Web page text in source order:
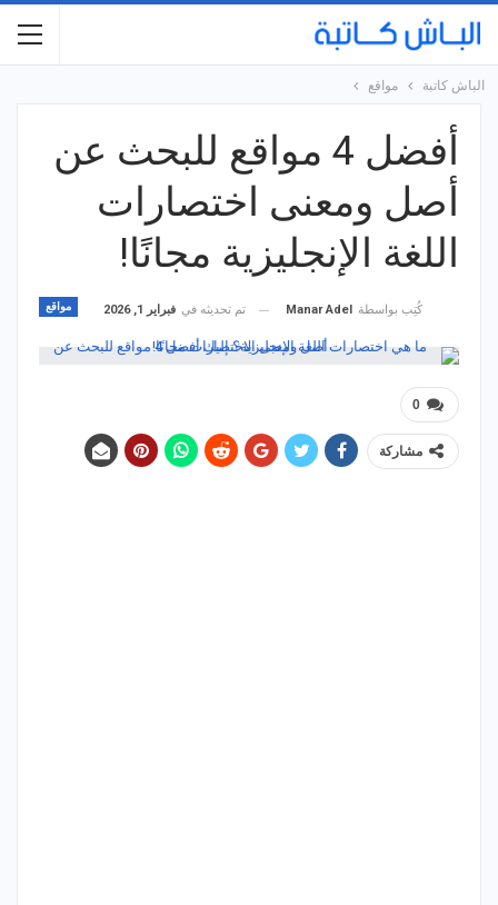
الباش كاتبة مواقع
أفضل 4 مواقع للبحث عن
أصل ومعنى اختصارات
اللغة الإنجليزية مجانًا!
مواقع كُتِب بواسطة Manar Adel تم تحديثه في فبراير 1, 2026
0
مشاركة